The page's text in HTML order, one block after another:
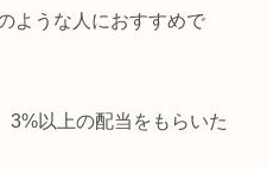
ような人におすすめで
以上の配当をもらいた